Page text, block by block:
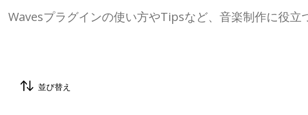
Wavesプラグインの使い方やTipsなど、音楽制作に役立
並び替え